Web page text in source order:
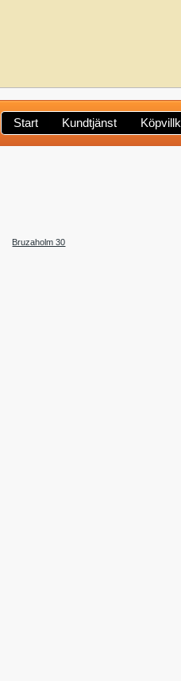
Start Kundtjänst
Bruzaholm 30